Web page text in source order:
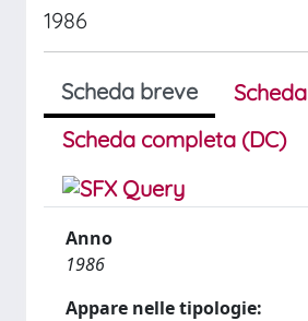
1986
Scheda breve
Scheda completa (DC)
Anno
1986
Appare nelle tipologie: